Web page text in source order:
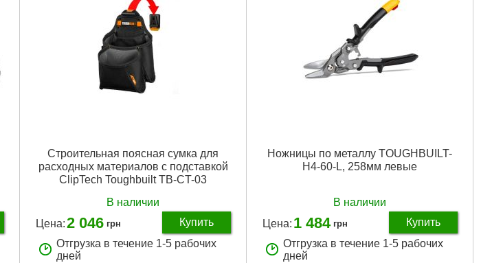
Строительная поясная сумка для
расходных материалов с подставкой
ClipTech Toughbuilt TB-CT-03
В наличии
Цена:2 046 грн
Купить
Отгрузка в течение 1-5 рабочих
дней
Ножницы по металлу TOUGHBUILT-
H4-60-L, 258мм левые
В наличии
Цена: 1 484 грн
Купить
Отгрузка в течение 1-5 рабочих
дней